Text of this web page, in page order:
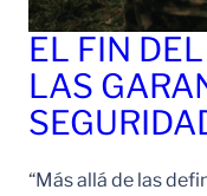
EL FIN
LAS
“Más allá de las